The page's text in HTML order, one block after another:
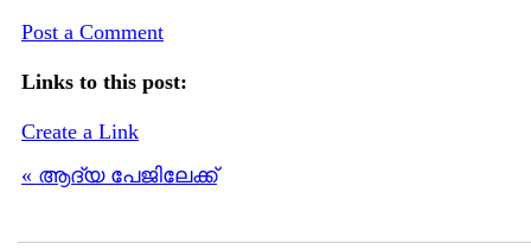
Post a Comment
Links to this post:
Create a Link
« ആദ്യ പേജിലേക്ക്